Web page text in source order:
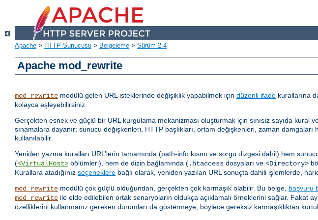
Apache > HTTP Sunucusu > Belgeleme > Sürüm 2.4
Apache mod_rewrite
mod_rewrite modülü gelen URL isteklerinde değişiklik yapabilmek için düzenli ifade kurallarına
kolayca eşleyebilirsiniz.
Gerçekten esnek ve güçlü bir URL kurgulama mekanizması oluşturmak için sınısız sayıda kural
sınamalara dayanır; sunucu değişkenleri, HTTP başlıkları, ortam değişkenleri, zaman
kullanılabilir.
Yeniden yazma kuralları URL’lerin tamamında (path-info kısmı ve sorgu dizgesi dahil) hem
(<VirtualHost> bölümleri), hem de dizin bağlamında (.htaccess dosyaları ve <Directory>
Kurallara atadığınız seçeneklere bağlı olarak, yeniden yazılan URL sonuçta dahili işlemlerde,
mod_rewrite modülü çok güçlü olduğundan, gerçekten çok karmaşık olabilir. Bu belge, başvuru
mod_rewrite ile elde edilebilen ortak senaryoların oldukça açıklamalı örneklerini sağlar. Fakat
özelliklerini kullanmanız gereken durumları da göstermeye, böylece gereksiz karmaşıklıktan